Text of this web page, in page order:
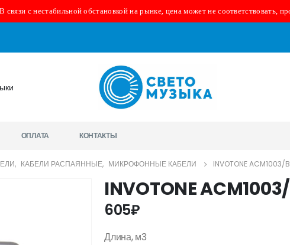
с нестабильной обстановкой на рынке, цена может не соответствовать,
ОПЛАТА КОНТАКТЫ
, КАБЕЛИ РАСПАЯННЫЕ, МИКРОФОННЫЕ КАБЕЛИ INVOTONE
INVOTONE
605₽
Длина, м3